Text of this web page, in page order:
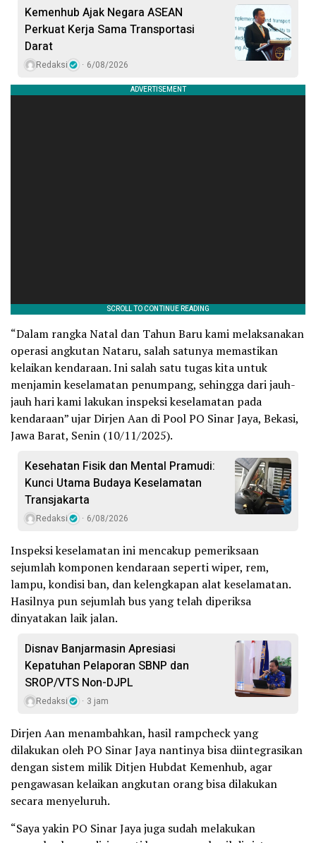
Kemenhub Ajak Negara ASEAN
Perkuat Kerja Sama Transportasi
Darat
Redaksi 6/08/2026
“Dalam rangka Natal dan Tahun Baru kami melaksanakan
operasi angkutan Nataru, salah satunya memastikan
kelaikan kendaraan. Ini salah satu tugas kita untuk
menjamin keselamatan penumpang, sehingga dari jauh-
jauh hari kami lakukan inspeksi keselamatan pada
kendaraan” ujar Dirjen Aan di Pool PO Sinar Jaya, Bekasi,
Jawa Barat, Senin (10/11/2025).
Kesehatan Fisik dan Mental Pramudi:
Kunci Utama Budaya Keselamatan
Transjakarta
Redaksi 6/08/2026
Inspeksi keselamatan ini mencakup pemeriksaan
sejumlah komponen kendaraan seperti wiper, rem,
lampu, kondisi ban, dan kelengkapan alat keselamatan.
Hasilnya pun sejumlah bus yang telah diperiksa
dinyatakan laik jalan.
Disnav Banjarmasin Apresiasi
Kepatuhan Pelaporan SBNP dan
SROP/VTS Non-DJPL
Redaksi 3 jam
Dirjen Aan menambahkan, hasil rampcheck yang
dilakukan oleh PO Sinar Jaya nantinya bisa diintegrasikan
dengan sistem milik Ditjen Hubdat Kemenhub, agar
pengawasan kelaikan angkutan orang bisa dilakukan
secara menyeluruh.
“Saya yakin PO Sinar Jaya juga sudah melakukan